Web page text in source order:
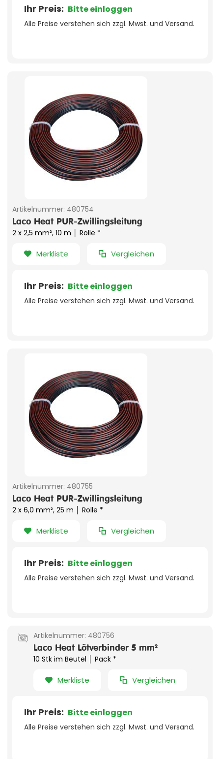
Ihr Preis: Bitte einloggen
Alle Preise verstehen sich zzgl. Mwst. und Versand.
Artikelnummer: 480754
Laco Heat PUR-Zwillingsleitung
2 x 2,5 mm², 10 m │ Rolle *
Merkliste Vergleichen
Ihr Preis: Bitte einloggen
Alle Preise verstehen sich zzgl. Mwst. und Versand.
Artikelnummer: 480755
Laco Heat PUR-Zwillingsleitung
2 x 6,0 mm², 25 m │ Rolle *
Merkliste Vergleichen
Ihr Preis: Bitte einloggen
Alle Preise verstehen sich zzgl. Mwst. und Versand.
Artikelnummer: 480756
Laco Heat Lötverbinder 5 mm²
10 Stk im Beutel │ Pack *
Merkliste Vergleichen
Ihr Preis: Bitte einloggen
Alle Preise verstehen sich zzgl. Mwst. und Versand.